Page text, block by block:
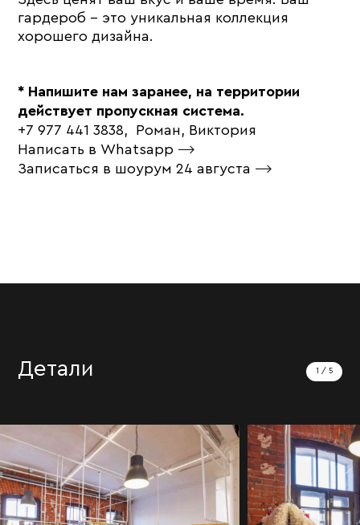
гардероб - это уникальная коллекция
хорошего дизайна.
* Напишите нам заранее, на территории
действует пропускная система.
+7 977 441 3838, Роман, Виктория
Написать в Whatsapp ⟶
Записаться в шоурум 24 августа ⟶
Детали 1 / 5